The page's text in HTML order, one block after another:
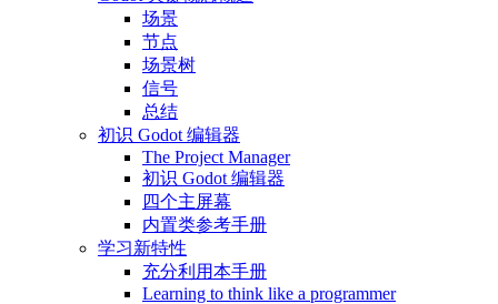
场景
节点
场景树
信号
总结
初识 Godot 编辑器
The Project Manager
初识 Godot 编辑器
四个主屏幕
内置类参考手册
学习新特性
充分利用本手册
Learning to think like a programmer